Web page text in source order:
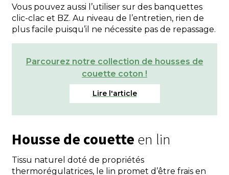
Vous pouvez aussi l’utiliser sur des banquettes
clic-clac et BZ. Au niveau de l’entretien, rien de
plus facile puisqu’il ne nécessite pas de repassage.
Parcourez notre collection de housses de
couette coton !
Housse de couette en lin
Tissu naturel doté de propriétés
thermorégulatrices, le lin promet d’être frais en